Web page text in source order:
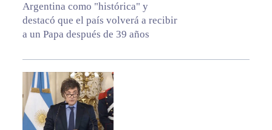
Argentina como "histórica" y
destacó que el país volverá a recibir
a un Papa después de 39 años